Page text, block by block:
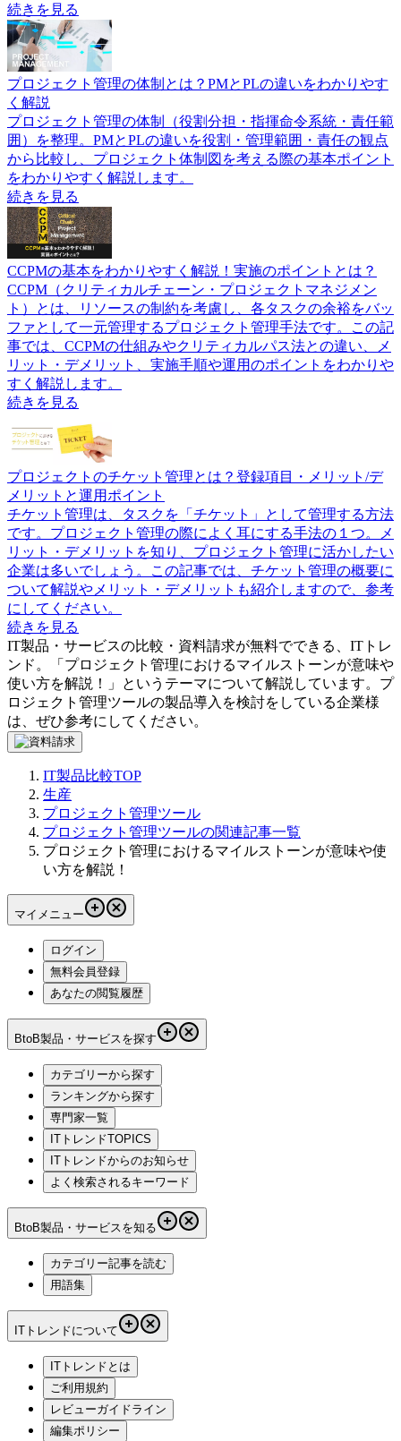
続きを見る
プロジェクト管理の体制とは？PMとPLの違いをわかりやす
く解説
プロジェクト管理の体制（役割分担・指揮命令系統・責任範
囲）を整理。PMとPLの違いを役割・管理範囲・責任の観点
から比較し、プロジェクト体制図を考える際の基本ポイント
をわかりやすく解説します。
続きを見る
CCPMの基本をわかりやすく解説！実施のポイントとは？
CCPM（クリティカルチェーン・プロジェクトマネジメン
ト）とは、リソースの制約を考慮し、各タスクの余裕をバッ
ファとして一元管理するプロジェクト管理手法です。この記
事では、CCPMの仕組みやクリティカルパス法との違い、メ
リット・デメリット、実施手順や運用のポイントをわかりや
すく解説します。
続きを見る
プロジェクトのチケット管理とは？登録項目・メリット/デ
メリットと運用ポイント
チケット管理は、タスクを「チケット」として管理する方法
です。プロジェクト管理の際によく耳にする手法の１つ。メ
リット・デメリットを知り、プロジェクト管理に活かしたい
企業は多いでしょう。この記事では、チケット管理の概要に
ついて解説やメリット・デメリットも紹介しますので、参考
にしてください。
続きを見る
IT製品・サービスの比較・資料請求が無料でできる、ITトレ
ンド。「 プロジェクト管理におけるマイルストーンが意味や
使い方を解説！
」というテーマについて解説しています。 プ
ロジェクト管理ツールの製品導入を検討をしている企業様
は、ぜひ参考にしてください。
IT製品比較TOP
生産
プロジェクト管理ツール
プロジェクト管理ツールの関連記事一覧
プロジェクト管理におけるマイルストーンが意味や使
い方を解説！
マイメニュー
ログイン
無料会員登録
あなたの閲覧履歴
BtoB製品・サービスを探す
カテゴリーから探す
ランキングから探す
専門家一覧
ITトレンドTOPICS
ITトレンドからのお知らせ
よく検索されるキーワード
BtoB製品・サービスを知る
カテゴリー記事を読む
用語集
ITトレンドについて
ITトレンドとは
ご利用規約
レビューガイドライン
編集ポリシー